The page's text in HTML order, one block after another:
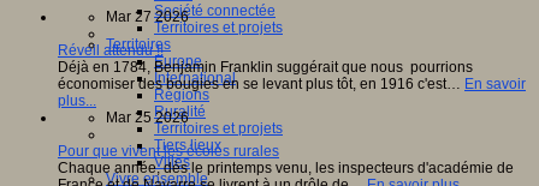
Société connectée
Territoires et projets
Territoires
Europe
International
Régions
Ruralité
Territoires et projets
Tiers lieux
Villes
Vivre ensemble
Mar 27 2026
Réveil attendu !!
Déjà en 1784, Benjamin Franklin suggérait que nous pourrions
économiser des bougies en se levant plus tôt, en 1916 c'est… En savoir
plus...
Mar 25 2026
Pour que vivent les écoles rurales
Chaque année, dès le printemps venu, les inspecteurs d'académie de